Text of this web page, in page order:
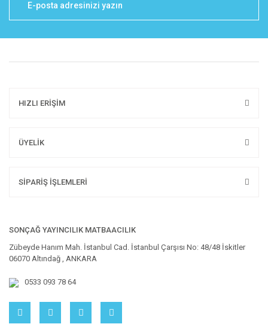
HIZLI ERİŞİM
ÜYELİK
SİPARİŞ İŞLEMLERİ
SONÇAĞ YAYINCILIK MATBAACILIK
Zübeyde Hanım Mah. İstanbul Cad. İstanbul Çarşısı No: 48/48 İskitler
06070 Altındağ , ANKARA
0533 093 78 64